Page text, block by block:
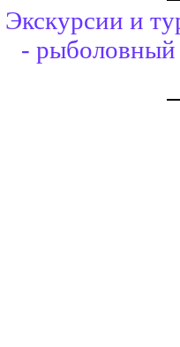
Экскурсии и
- рыболовный